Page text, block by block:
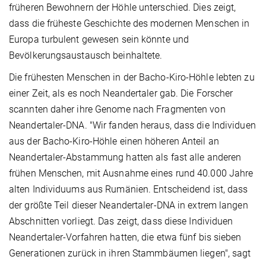
früheren Bewohnern der Höhle unterschied. Dies zeigt,
dass die früheste Geschichte des modernen Menschen in
Europa turbulent gewesen sein könnte und
Bevölkerungsaustausch beinhaltete.
Die frühesten Menschen in der Bacho-Kiro-Höhle lebten zu
einer Zeit, als es noch Neandertaler gab. Die Forscher
scannten daher ihre Genome nach Fragmenten von
Neandertaler-DNA. "Wir fanden heraus, dass die Individuen
aus der Bacho-Kiro-Höhle einen höheren Anteil an
Neandertaler-Abstammung hatten als fast alle anderen
frühen Menschen, mit Ausnahme eines rund 40.000 Jahre
alten Individuums aus Rumänien. Entscheidend ist, dass
der größte Teil dieser Neandertaler-DNA in extrem langen
Abschnitten vorliegt. Das zeigt, dass diese Individuen
Neandertaler-Vorfahren hatten, die etwa fünf bis sieben
Generationen zurück in ihren Stammbäumen liegen", sagt